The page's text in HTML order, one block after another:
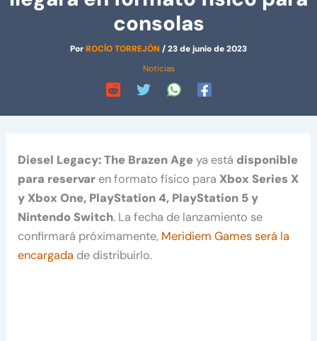
consolas
PorROCÍO TORREJÓN /23 de junio de 2023
Noticias
Diesel Legacy: The Brazen Ageya está disponible
para reservar en formato físico para Xbox Series X
y Xbox One, PlayStation 4, PlayStation 5 y
Nintendo Switch. La fecha de lanzamiento se
confirmará próximamente, Meridiem Games será la
encargada de distribuirlo.